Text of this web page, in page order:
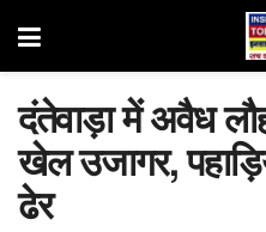
दंतेवाड़ा में अवैध
खेल उजागर,
ढेर